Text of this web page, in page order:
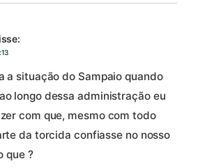
a situação do Sampaio quando
longo dessa administração eu
com que, mesmo com todo
da torcida confiasse no nosso
que ?